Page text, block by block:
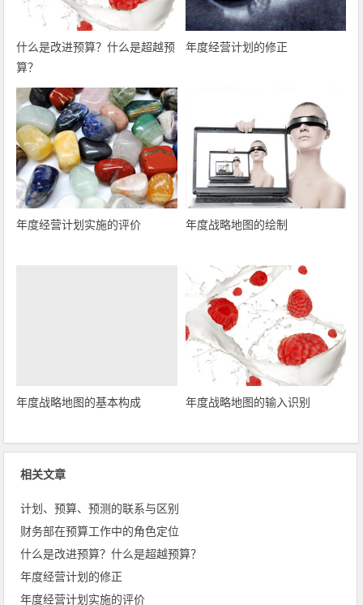
什么是改进预算？什么是超越预
算？
年度经营计划的修正
年度经营计划实施的评价 年度战略地图的绘制
年度战略地图的基本构成 年度战略地图的输入识别
相关文章
计划、预算、预测的联系与区别
财务部在预算工作中的角色定位
什么是改进预算？什么是超越预算？
年度经营计划的修正
年度经营计划实施的评价